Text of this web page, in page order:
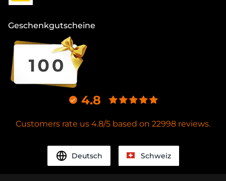
Geschenkgutscheine
4.8
Customers rate us 4.8/5 based on 22998 reviews.
Deutsch Schweiz